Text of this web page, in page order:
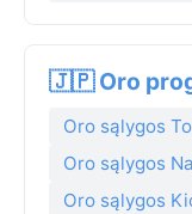
🇯🇵 Oro
Oro sąlygos
Oro sąlygos
Oro sąlygos